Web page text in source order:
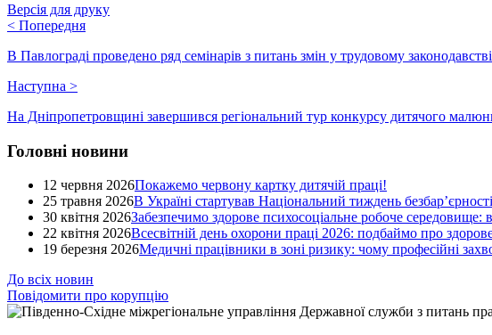
Версія для друку
< Попередня
В Павлограді проведено ряд семінарів з питань змін у трудовому законодавстві
Наступна >
На Дніпропетровщині завершився регіональний тур конкурсу дитячого
Головні новини
12 червня 2026Покажемо червону картку дитячій праці!
25 травня 2026В Україні стартував Національний тиждень
30 квітня 2026Забезпечимо здорове психосоціальне робоче середовище:
22 квітня 2026Всесвітній день охорони праці 2026: подбаймо про
19 березня 2026Медичні працівники в зоні ризику: чому професійні
До всіх новин
Повідомити про корупцію